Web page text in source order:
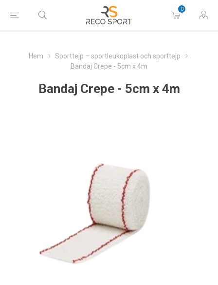
0
Hem
Sporttejp – sportleukoplast och sporttejp
Bandaj Crepe - 5cm x 4m
Bandaj Crepe - 5cm x 4m